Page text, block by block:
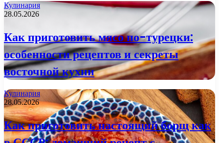
Кулинария
28.05.2026
Как приготовить мясо по-турецки:
особенности рецептов и секреты
восточной кухни
Кулинария
28.05.2026
Как приготовить настоящий борщ как